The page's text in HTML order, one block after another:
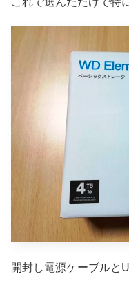
開封し電源ケーブルと